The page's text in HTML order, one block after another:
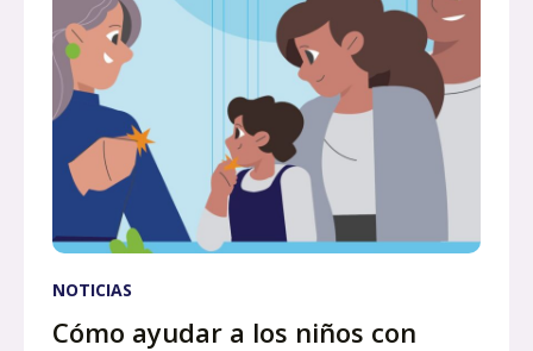
NOTICIAS
Cómo ayudar a los niños con